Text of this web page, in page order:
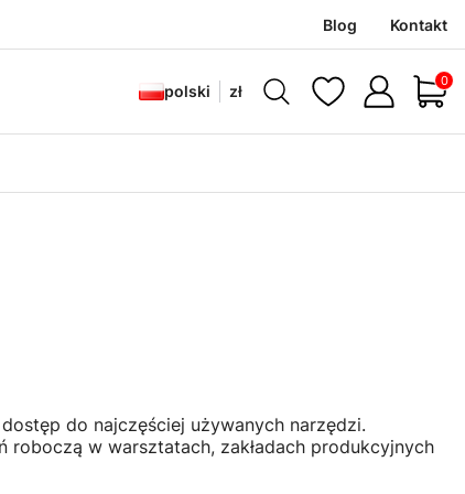
Blog Kontakt
polski zł
do najczęściej używanych narzędzi.
w warsztatach, zakładach produkcyjnych